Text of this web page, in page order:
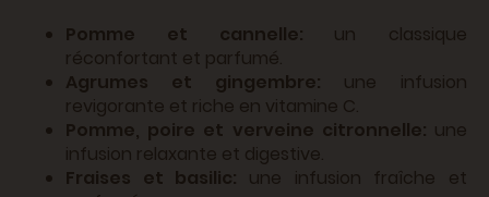
Pomme et cannelle: un classique
réconfortant et parfumé.
Agrumes et gingembre: une infusion
revigorante et riche en vitamine C.
Pomme, poire et verveine citronnelle: une
infusion relaxante et digestive.
Fraises et basilic: une infusion fraîche et